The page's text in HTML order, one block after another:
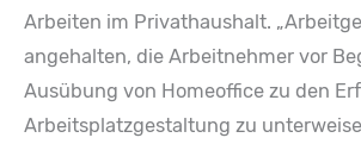
Arbeiten im Privathaushalt.
angehalten, die Arbeitnehmer vor
Ausübung von Homeoffice zu den
Arbeitsplatzgestaltung zu